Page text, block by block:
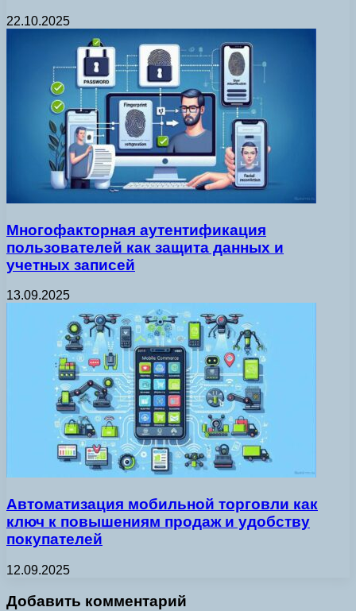
22.10.2025
Многофакторная аутентификация
пользователей как защита данных и
учетных записей
13.09.2025
Автоматизация мобильной торговли как
ключ к повышениям продаж и удобству
покупателей
12.09.2025
Добавить комментарий